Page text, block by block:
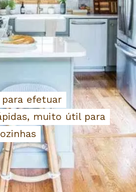
efetuar
muito útil para
efetuar
muito útil para